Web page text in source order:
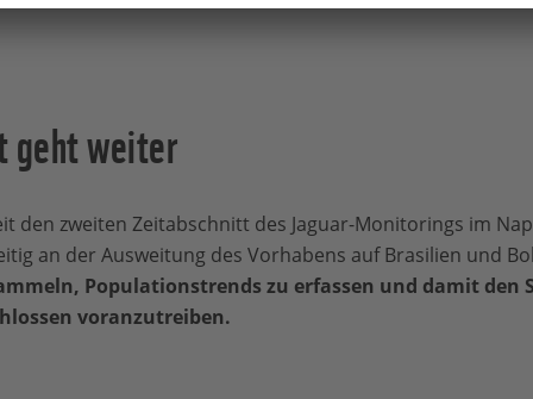
geht weiter
den zweiten Zeitabschnitt des Jaguar-Monitorings im
an der Ausweitung des Vorhabens auf Brasilien und
Populationstrends zu erfassen und damit den
voranzutreiben.